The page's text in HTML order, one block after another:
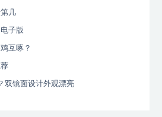
几
子版
互啄？
双镜面设计外观漂亮